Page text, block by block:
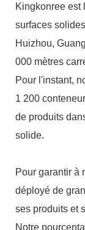
Kingkonree est
surfaces
Huizhou,
000 mètres
Pour l'instant,
1 200
de produits
solide.
Pour garantir à
déployé de
ses produits et
Notre